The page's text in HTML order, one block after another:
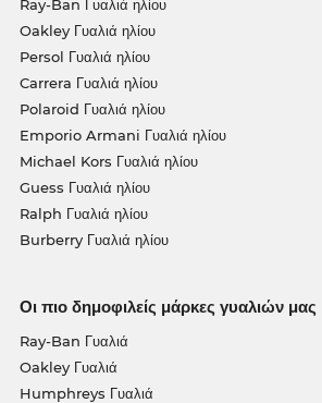
Ray-Ban Γυαλιά ηλίου
Oakley Γυαλιά ηλίου
Persol Γυαλιά ηλίου
Carrera Γυαλιά ηλίου
Polaroid Γυαλιά ηλίου
Emporio Armani Γυαλιά ηλίου
Michael Kors Γυαλιά ηλίου
Guess Γυαλιά ηλίου
Ralph Γυαλιά ηλίου
Burberry Γυαλιά ηλίου
Οι πιο δημοφιλείς μάρκες γυαλιών μας
Ray-Ban Γυαλιά
Oakley Γυαλιά
Humphreys Γυαλιά